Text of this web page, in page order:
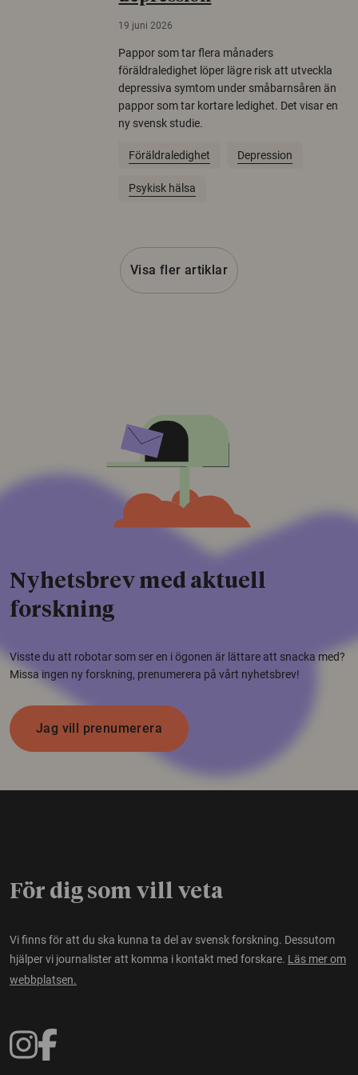
19 juni 2026
Pappor som tar flera månaders
föräldraledighet löper lägre risk att utveckla
depressiva symtom under småbarnsåren än
pappor som tar kortare ledighet. Det visar en
ny svensk studie.
Föräldraledighet Depression
Psykisk hälsa
Visa fler artiklar
Nyhetsbrev med aktuell
forskning
Visste du att robotar som ser en i ögonen är lättare att snacka med?
Missa ingen ny forskning, prenumerera på vårt nyhetsbrev!
Jag vill prenumerera
För dig som vill veta
Vi finns för att du ska kunna ta del av svensk forskning. Dessutom
hjälper vi journalister att komma i kontakt med forskare. Läs mer om
webbplatsen.